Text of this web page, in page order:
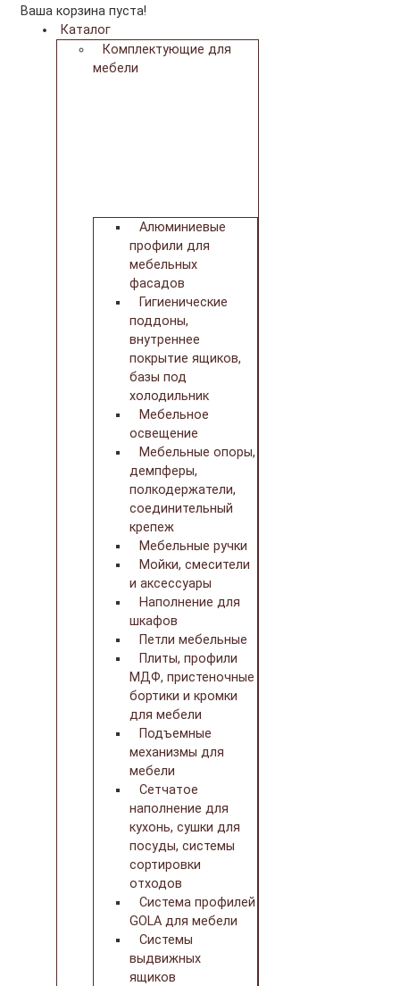
Ваша корзина пуста!
Каталог
Комплектующие для
мебели
Алюминиевые
профили для
мебельных
фасадов
Гигиенические
поддоны,
внутреннее
покрытие ящиков,
базы под
холодильник
Мебельное
освещение
Мебельные опоры,
демпферы,
полкодержатели,
соединительный
крепеж
Мебельные ручки
Мойки, смесители
и аксессуары
Наполнение для
шкафов
Петли мебельные
Плиты, профили
МДФ, пристеночные
бортики и кромки
для мебели
Подъемные
механизмы для
мебели
Сетчатое
наполнение для
кухонь, сушки для
посуды, системы
сортировки
отходов
Система профилей
GOLA для мебели
Системы
выдвижных
ящиков